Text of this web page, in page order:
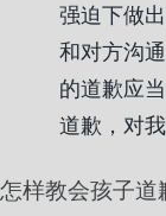
强迫下做
和对方沟
的道歉应
道歉，对
怎样教会孩子道